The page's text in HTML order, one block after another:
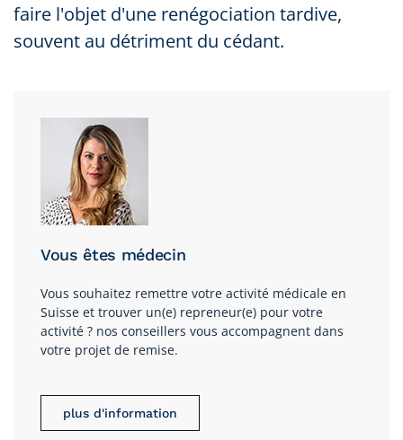
faire l'objet d'une renégociation tardive,
souvent au détriment du cédant.
Vous êtes médecin
Vous souhaitez remettre votre activité médicale en
Suisse et trouver un(e) repreneur(e) pour votre
activité ? nos conseillers vous accompagnent dans
votre projet de remise.
plus d'information